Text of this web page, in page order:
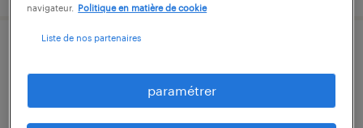
haironville, meuse
cdi
navigateur.
Politique en matière de cookie
Liste de nos partenaires
paramétrer